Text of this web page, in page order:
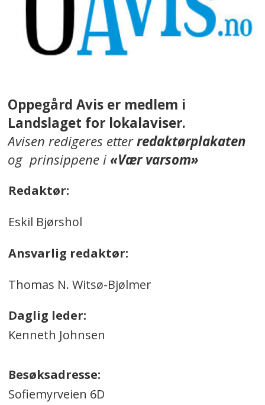
Oppegård Avis er medlem i
Landslaget for lokalaviser.
Avisen redigeres etterredaktørplakaten
og prinsippene i«Vær varsom»
Redaktør:
Eskil Bjørshol
Ansvarlig redaktør:
Thomas N. Witsø-Bjølmer
Daglig leder:
Kenneth Johnsen
Besøksadresse:
Sofiemyrveien 6D